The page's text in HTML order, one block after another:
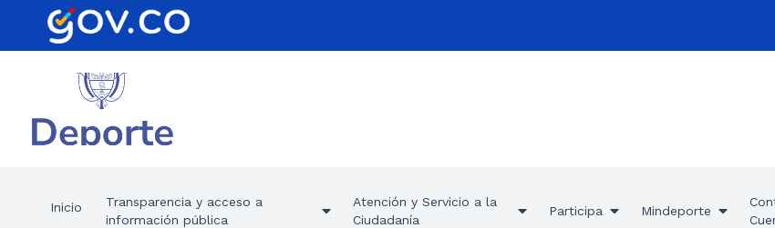
Inicio
Transparencia y acceso a
información pública
Atención y Servicio a la
Ciudadanía
Participa Mindeporte